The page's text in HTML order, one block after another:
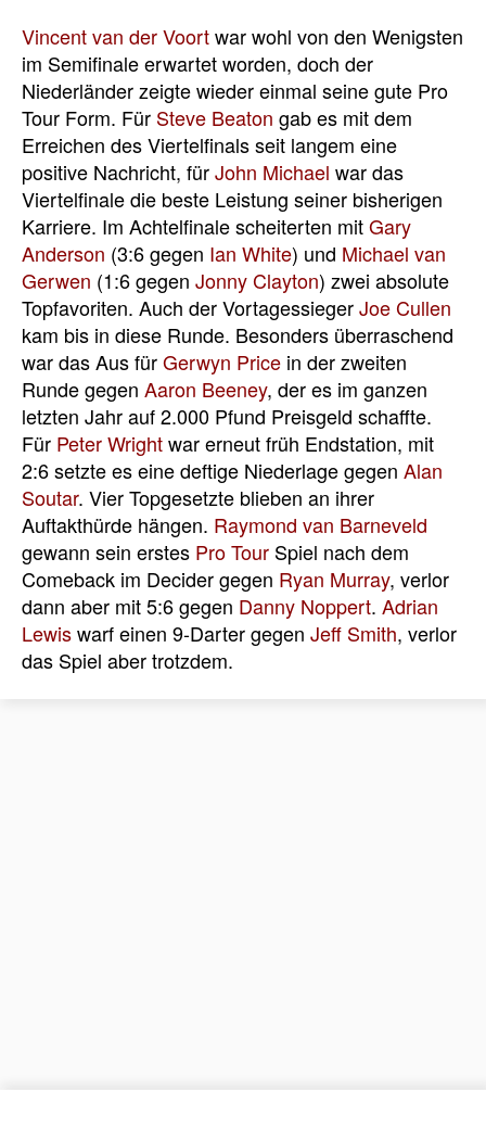
Vincent van der Voortwar wohl von den Wenigsten
im Semifinale erwartet worden, doch der
Niederländer zeigte wieder einmal seine gute Pro
Tour Form. Für Steve Beaton gab es mit dem
Erreichen des Viertelfinals seit langem eine
positive Nachricht, fürJohn Michael war das
Viertelfinale die beste Leistung seiner bisherigen
Karriere. Im Achtelfinale scheiterten mitGary
Anderson (3:6 gegen Ian White) und Michael van
Gerwen (1:6 gegen Jonny Clayton) zwei absolute
Topfavoriten. Auch der VortagessiegerJoe Cullen
kam bis in diese Runde. Besonders überraschend
war das Aus fürGerwyn Price in der zweiten
Runde gegen Aaron Beeney, der es im ganzen
letzten Jahr auf 2.000 Pfund Preisgeld schaffte.
Für Peter Wrightwar erneut früh Endstation, mit
2:6 setzte es eine deftige Niederlage gegen Alan
Soutar. Vier Topgesetzte blieben an ihrer
Auftakthürde hängen. Raymond van Barneveld
gewann sein erstes Pro Tour Spiel nach dem
Comeback im Decider gegen Ryan Murray, verlor
dann aber mit 5:6 gegen Danny Noppert. Adrian
Lewiswarf einen 9-Darter gegen Jeff Smith, verlor
das Spiel aber trotzdem.